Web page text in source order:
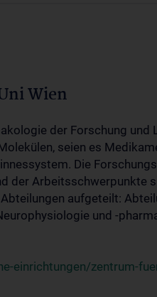
Wien
der Forschung
seien es
Die
der Arbeitsschwerpunkte
aufgeteilt:
und -
einrichtungen/zentrum-